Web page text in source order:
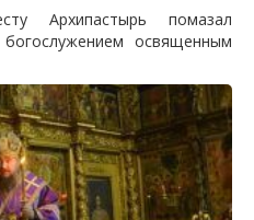
Архипастырь помазал
освященным